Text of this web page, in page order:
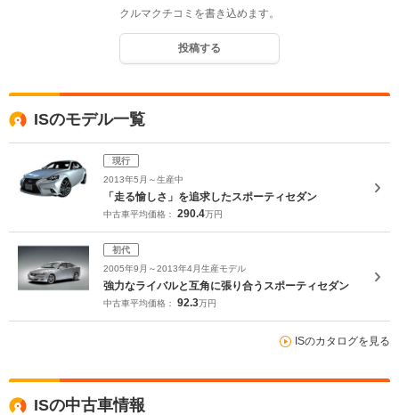
クルマクチコミを書き込めます。
投稿する
ISのモデル一覧
現行
2013年5月～生産中
「走る愉しさ」を追求したスポーティセダン
中古車平均価格： 290.4万円
初代
2005年9月～2013年4月生産モデル
強力なライバルと互角に張り合うスポーティセダン
中古車平均価格： 92.3万円
ISのカタログを見る
ISの中古車情報